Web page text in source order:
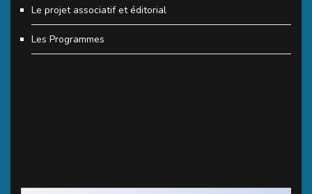
Le projet associatif et éditorial
Les Programmes